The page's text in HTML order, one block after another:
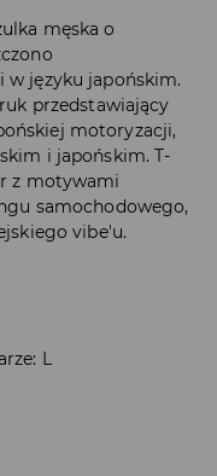
męska o
języku japońskim.
przedstawiający
motoryzacji,
i japońskim. T-
z motywami
samochodowego,
vibe'u.
L